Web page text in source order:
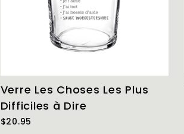
Verre Les Choses Les Plus
Difficiles à Dire
$20.95